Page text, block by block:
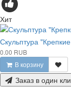
Хит
Скульптура
0.00 RUB
В корзину
Заказ в один